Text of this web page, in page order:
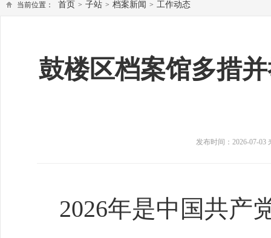
当前位置： 首页 > 子站 > 档案新闻 > 工作动态
鼓楼区档案馆多措
发布时间：2026-07-03
2026年是中国共产